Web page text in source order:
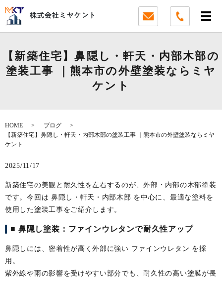
【新築住宅】鼻隠し・軒天・内部木部の
塗装工事 ｜熊本市の外壁塗装ならミヤ
ケント
HOME
ブログ
【新築住宅】鼻隠し・軒天・内部木部の塗装工事 ｜熊本市の外壁塗装ならミヤ
ケント
2025/11/17
新築住宅の美観と耐久性を左右するのが、外部・内部の木部塗装
です。今回は 鼻隠し・軒天・内部木部 を中心に、最適な塗料を
使用した塗装工事をご紹介します。
■ 鼻隠し塗装：ファインウレタンで耐久性アップ
鼻隠しには、密着性が高く外部に強い ファインウレタン を採
用。
紫外線や雨の影響を受けやすい部分でも、耐久性の高い塗膜が長